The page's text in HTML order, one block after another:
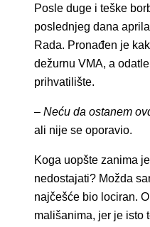
Posle duge i teške
poslednjeg dana
Rada. Pronađen je
dežurnu VMA, a
prihvatilište.
– Neću da ostanem
ali nije se oporavio.
Koga uopšte zanima
nedostajati? Možda
najčešće bio lociran.
mališanima, jer je isto